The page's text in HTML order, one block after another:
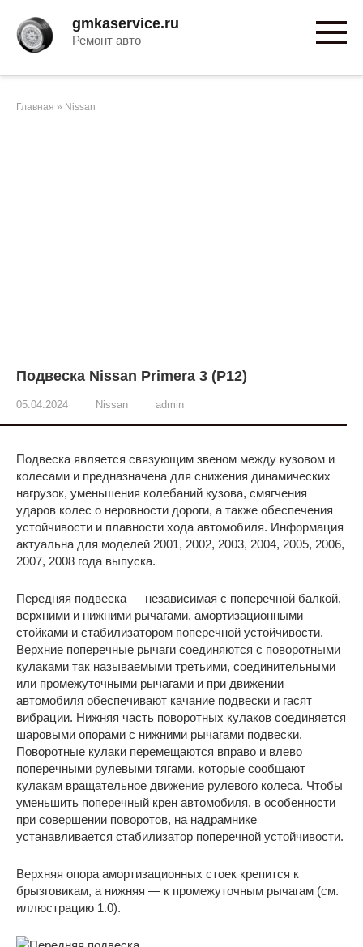
контенту
gmkaservice.ru
Ремонт авто
Главная » Nissan
Подвеска Nissan Primera 3 (P12)
05.04.2024 Nissan admin
Подвеска является связующим звеном между кузовом и
колесами и предназначена для снижения динамических
нагрузок, уменьшения колебаний кузова, смягчения
ударов колес о неровности дороги, а также обеспечения
устойчивости и плавности хода автомобиля. Информация
актуальна для моделей 2001, 2002, 2003, 2004, 2005, 2006,
2007, 2008 года выпуска.
Передняя подвеска — независимая с поперечной балкой,
верхними и нижними рычагами, амортизационными
стойками и стабилизатором поперечной устойчивости.
Верхние поперечные рычаги соединяются с поворотными
кулаками так называемыми третьими, соединительными
или промежуточными рычагами и при движении
автомобиля обеспечивают качание подвески и гасят
вибрации. Нижняя часть поворотных кулаков соединяется
шаровыми опорами с нижними рычагами подвески.
Поворотные кулаки перемещаются вправо и влево
поперечными рулевыми тягами, которые сообщают
кулакам вращательное движение рулевого колеса. Чтобы
уменьшить поперечный крен автомобиля, в особенности
при совершении поворотов, на надрамнике
устанавливается стабилизатор поперечной устойчивости.
Верхняя опора амортизационных стоек крепится к
брызговикам, а нижняя — к промежуточным рычагам (см.
иллюстрацию 1.0).